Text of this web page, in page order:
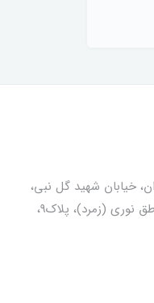
خیابان شهید گل نبی،
نبش جنوبی خیابان شهید ناطق نوری (زمرد)، پلاک9،